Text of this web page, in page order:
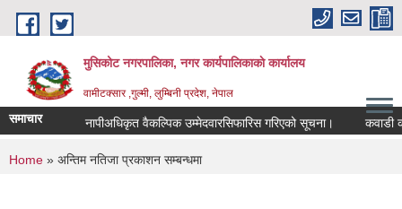
Skip to main content
मुसिकोट नगरपालिका, नगर कार्यपालिकाकाे कार्यालय
वामीटक्सार ,गुल्मी, लुम्बिनी प्रदेश, नेपाल
समाचार नापीअधिकृत वैकल्पिक उम्मेदवारसिफारिस गरिएको सूचना। कवाडी
You are here
Home » अन्तिम नतिजा प्रकाशन सम्बन्धमा